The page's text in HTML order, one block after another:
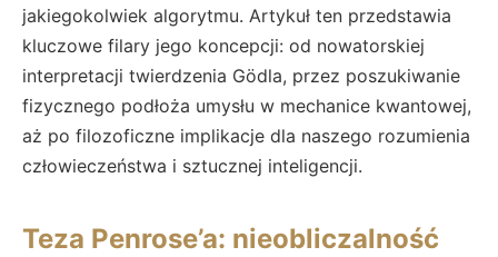
jakiegokolwiek algorytmu. Artykuł ten przedstawia
kluczowe filary jego koncepcji: od nowatorskiej
interpretacji twierdzenia Gödla, przez poszukiwanie
fizycznego podłoża umysłu w mechanice kwantowej,
aż po filozoficzne implikacje dla naszego rozumienia
człowieczeństwa i sztucznej inteligencji.
Teza Penrose’a: nieobliczalność